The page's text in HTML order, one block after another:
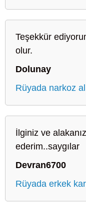
Teşekkür
olur.
Dolunay
Rüyada narkoz
İlginiz ve
ederim..saygılar
Devran6700
Rüyada erkek